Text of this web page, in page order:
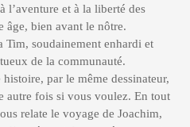
l’aventure et à la liberté des
âge, bien avant le nôtre.
Tim, soudainement enhardi et
de la communauté.
par le même dessinateur,
autre fois si vous voulez. En tout
relate le voyage de Joachim,